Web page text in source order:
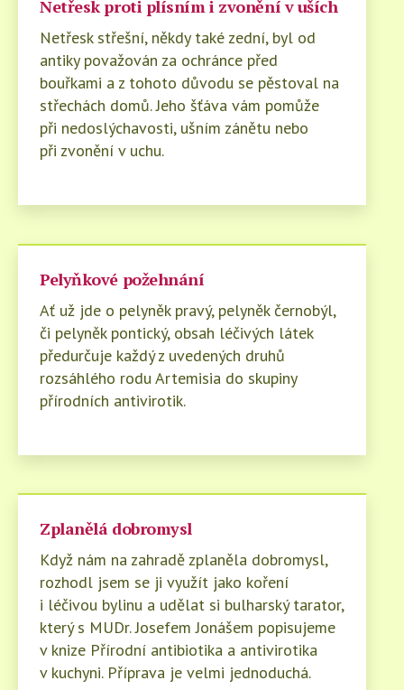
Netřesk proti plísním i zvonění v uších
Netřesk střešní, někdy také zední, byl od
antiky považován za ochránce před
bouřkami a z tohoto důvodu se pěstoval na
střechách domů. Jeho šťáva vám pomůže
při nedoslýchavosti, ušním zánětu nebo
při zvonění v uchu.
Pelyňkové požehnání
Ať už jde o pelyněk pravý, pelyněk černobýl,
či pelyněk pontický, obsah léčivých látek
předurčuje každý z uvedených druhů
rozsáhlého rodu Artemisia do skupiny
přírodních antivirotik.
Zplanělá dobromysl
Když nám na zahradě zplaněla dobromysl,
rozhodl jsem se ji využít jako koření
i léčivou bylinu a udělat si bulharský tarator,
který s MUDr. Josefem Jonášem popisujeme
v knize Přírodní antibiotika a antivirotika
v kuchyni. Příprava je velmi jednoduchá.